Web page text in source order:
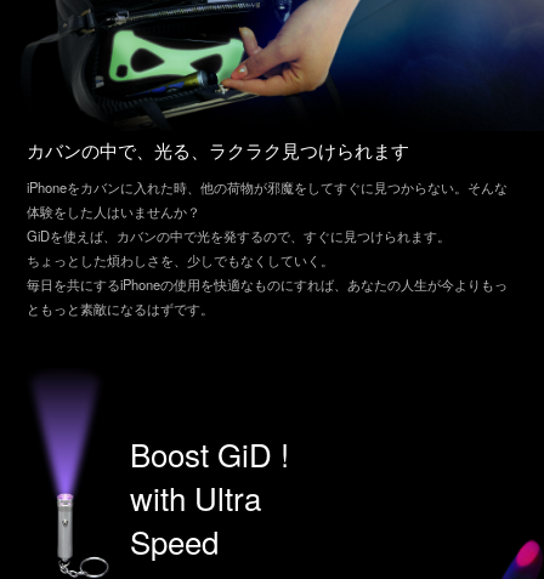
カバンの中で、光る、ラクラク見つけられます
iPhoneをカバンに入れた時、他の荷物が邪魔をしてすぐに見つからない。そんな
体験をした人はいませんか？
GiDを使えば、カバンの中で光を発するので、すぐに見つけられます。
ちょっとした煩わしさを、少しでもなくしていく。
毎日を共にするiPhoneの使用を快適なものにすれば、あなたの人生が今よりもっ
ともっと素敵になるはずです。
Boost GiD !
with Ultra
Speed